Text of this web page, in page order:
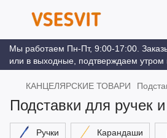
Мы работаем Пн-Пт, 9:00-17:00.
или в выходные, подтверждаем утром
КАНЦЕЛЯРСКИЕ ТОВАРИ
Подставки для ручек
Ручки Карандаши